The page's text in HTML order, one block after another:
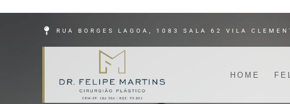
RUA BORGES LAGOA, 1083 SALA 62 VILA
HOME